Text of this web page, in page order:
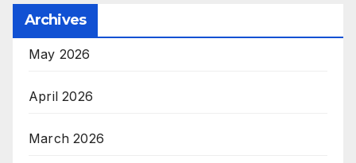
Archives
May 2026
April 2026
March 2026